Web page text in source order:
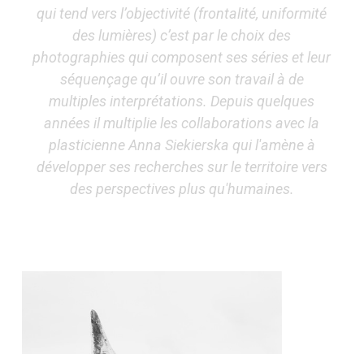
qui tend vers l’objectivité (frontalité, uniformité
des lumières) c’est par le choix des
photographies qui composent ses séries et leur
séquençage qu’il ouvre son travail à de
multiples interprétations. Depuis quelques
années il multiplie les collaborations avec la
plasticienne Anna Siekierska qui l'amène à
développer ses recherches sur le territoire vers
des perspectives plus qu'humaines.